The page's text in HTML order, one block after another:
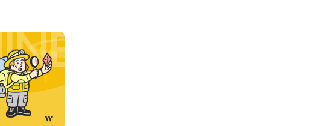
支援
画面構築の支援
グ
等